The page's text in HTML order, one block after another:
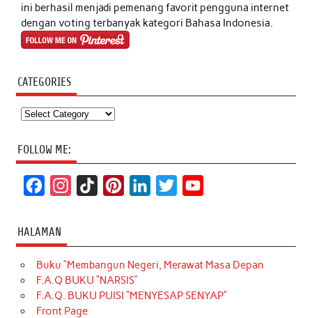
ini berhasil menjadi pemenang favorit pengguna internet
dengan voting terbanyak kategori Bahasa Indonesia.
CATEGORIES
Categories
FOLLOW ME:
c
e
b
o
o
t
a
g
r
T
o
k
t
e
r
k
e
d
t
t
e
T
u
b
HALAMAN
Buku “Membangun Negeri, Merawat Masa Depan
F.A.Q BUKU “NARSIS”
F.A.Q. BUKU PUISI “MENYESAP SENYAP”
Front Page